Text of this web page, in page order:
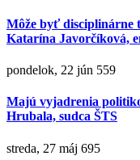
Môže byť disciplinárne
Katarína Javorčíková,
pondelok, 22 jún 559
Majú vyjadrenia
Hrubala, sudca ŠTS
streda, 27 máj 695